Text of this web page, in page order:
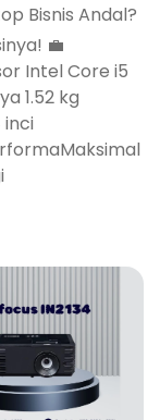
Bisnis Andal?
💼
Intel Core i5
1.52 kg
inci